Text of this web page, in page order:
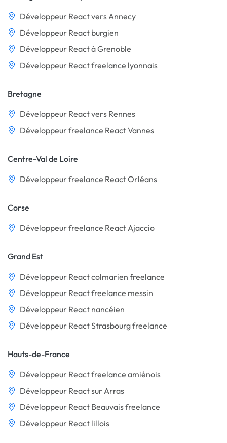
Développeur React vers Annecy
Développeur React burgien
Développeur React à Grenoble
Développeur React freelance lyonnais
Bretagne
Développeur React vers Rennes
Développeur freelance React Vannes
Centre-Val de Loire
Développeur freelance React Orléans
Corse
Développeur freelance React Ajaccio
Grand Est
Développeur React colmarien freelance
Développeur React freelance messin
Développeur React nancéien
Développeur React Strasbourg freelance
Hauts-de-France
Développeur React freelance amiénois
Développeur React sur Arras
Développeur React Beauvais freelance
Développeur React lillois